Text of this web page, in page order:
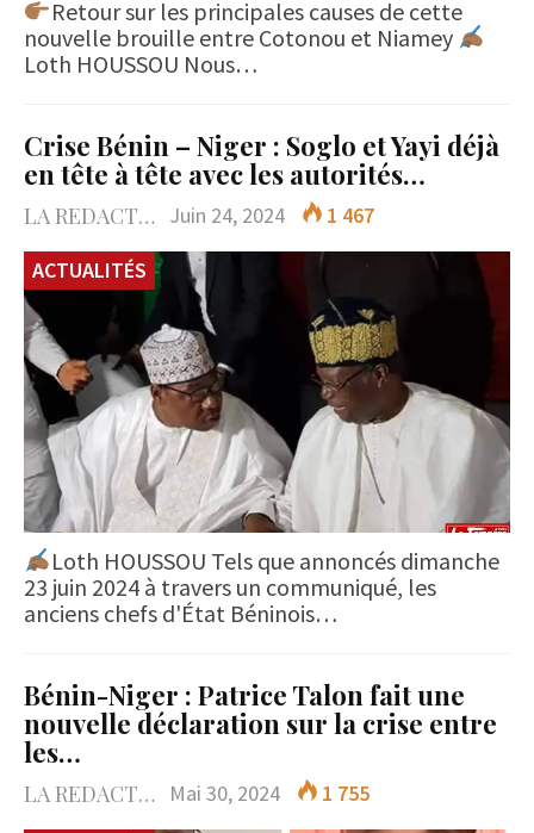
Retour sur les principales causes de cette
nouvelle brouille entre Cotonou et Niamey
Loth HOUSSOU Nous…
Crise Bénin – Niger : Soglo et Yayi déjà
en tête à tête avec les autorités…
LA REDACTION Juin 24, 2024
1 467
ACTUALITÉS
Loth HOUSSOU Tels que annoncés dimanche
23 juin 2024 à travers un communiqué, les
anciens chefs d'État Béninois…
Bénin-Niger : Patrice Talon fait une
nouvelle déclaration sur la crise entre
les…
LA REDACTION Mai 30, 2024
1 755